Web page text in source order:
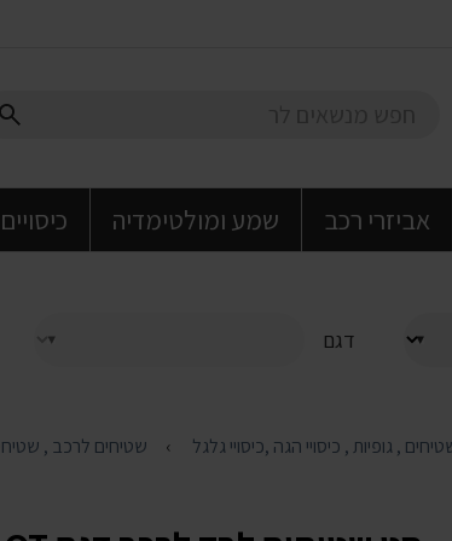
אביזרי רכב שמע ומולטימדיה
דגם
שטיחים לרכב ,